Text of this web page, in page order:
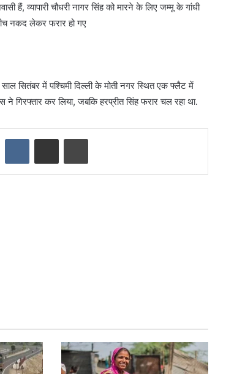
हैं, व्यापारी चौधरी नागर सिंह को मारने के लिए जम्मू के गांधी
नकद लेकर फरार हो गए
सितंबर में पश्चिमी दिल्ली के मोती नगर स्थित एक फ्लैट में
ने गिरफ्तार कर लिया, जबकि हरप्रीत सिंह फरार चल रहा था.
Reddit VKontakteShare via Email Print